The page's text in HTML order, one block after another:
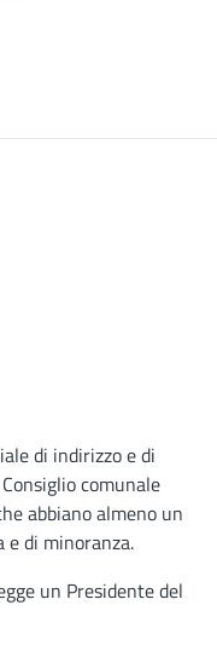
di indirizzo e di
comunale
abbiano almeno un
e di minoranza.
un Presidente del